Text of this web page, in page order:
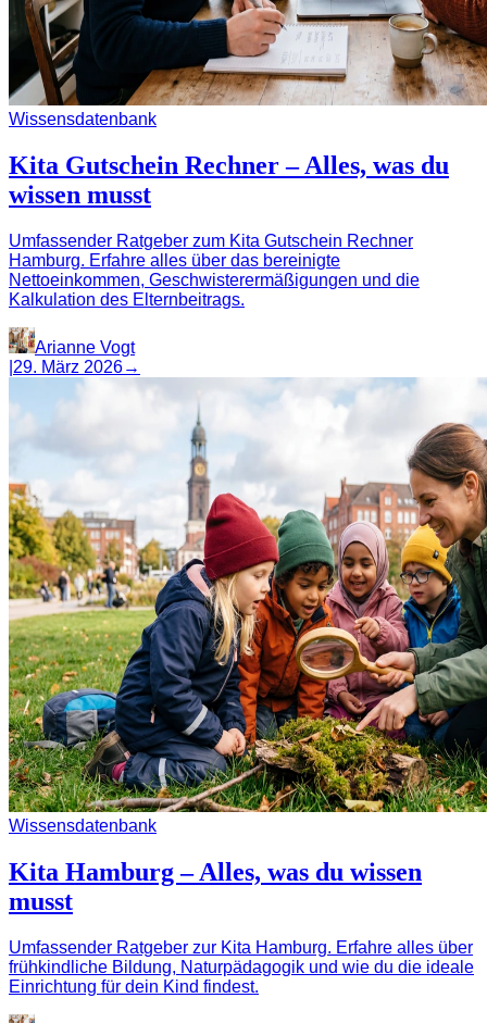
Wissensdatenbank
Kita Gutschein Rechner – Alles, was du
wissen musst
Umfassender Ratgeber zum Kita Gutschein Rechner
Hamburg. Erfahre alles über das bereinigte
Nettoeinkommen, Geschwisterermäßigungen und die
Kalkulation des Elternbeitrags.
Arianne Vogt
29. März 2026→
Wissensdatenbank
Kita Hamburg – Alles, was du wissen
musst
Umfassender Ratgeber zur Kita Hamburg. Erfahre alles über
frühkindliche Bildung, Naturpädagogik und wie du die ideale
Einrichtung für dein Kind findest.